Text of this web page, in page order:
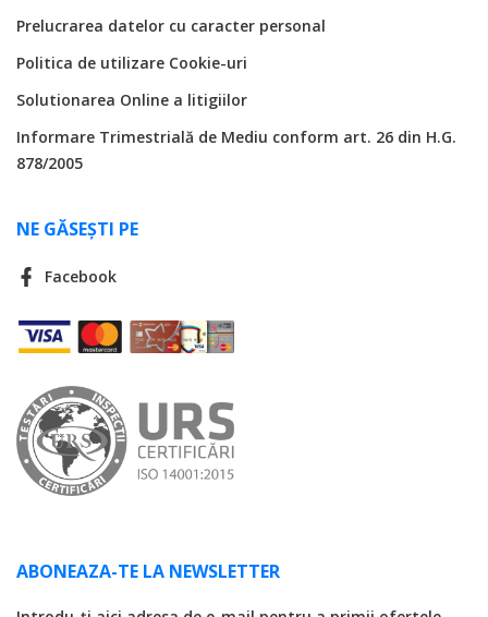
Prelucrarea datelor cu caracter personal
Politica de utilizare Cookie-uri
Solutionarea Online a litigiilor
Informare Trimestrială de Mediu conform art. 26 din H.G.
878/2005
NE GĂSEȘTI PE
Facebook
ABONEAZA-TE LA NEWSLETTER